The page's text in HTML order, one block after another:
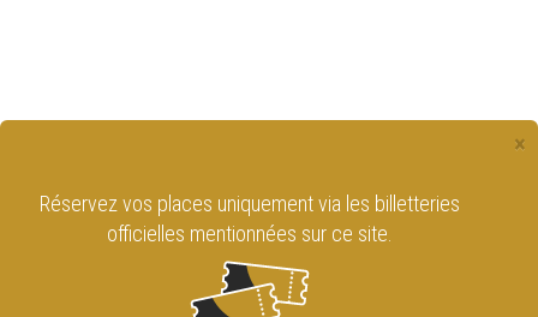
×
Retrouvez le Cirque Royal de Bruxelles
sur les réseaux sociaux !